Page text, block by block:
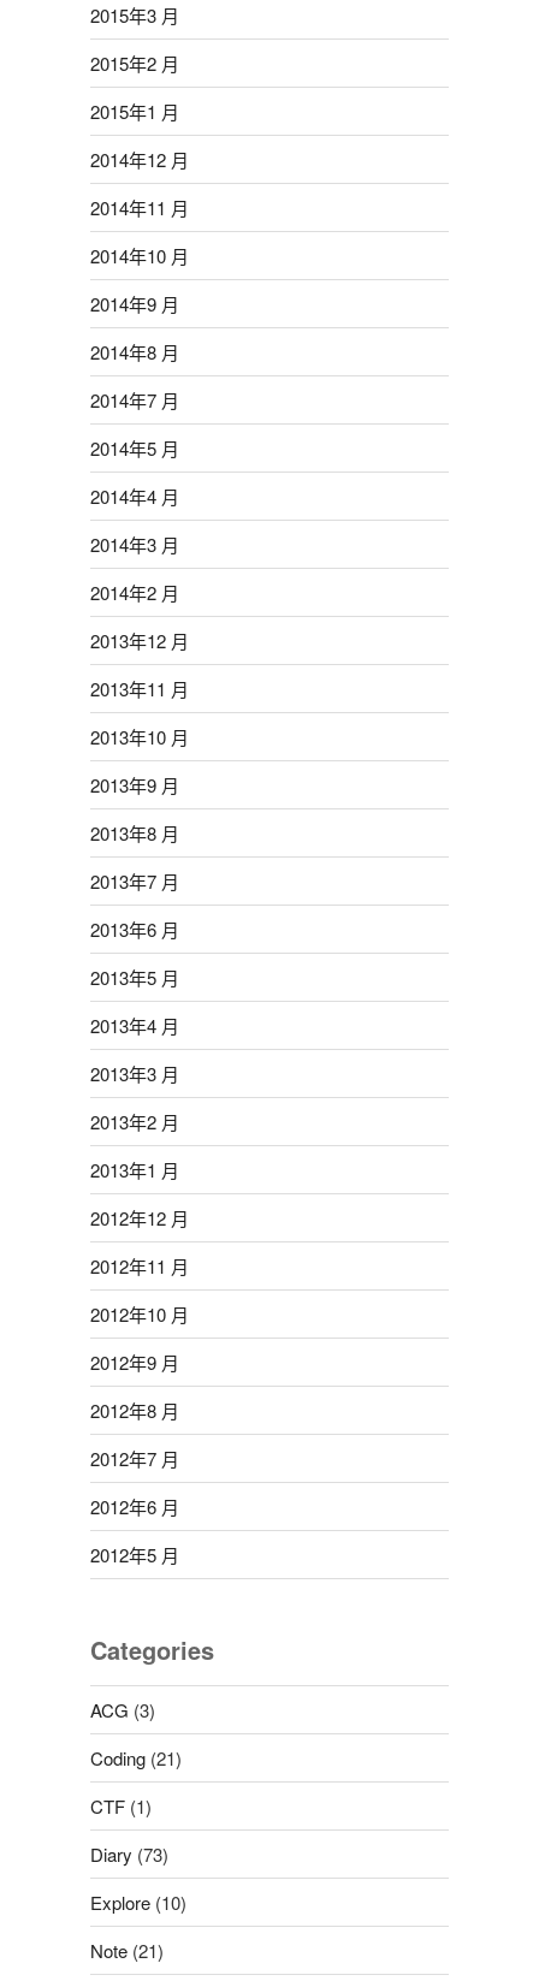
2015年3 月
2015年2 月
2015年1 月
2014年12 月
2014年11 月
2014年10 月
2014年9 月
2014年8 月
2014年7 月
2014年5 月
2014年4 月
2014年3 月
2014年2 月
2013年12 月
2013年11 月
2013年10 月
2013年9 月
2013年8 月
2013年7 月
2013年6 月
2013年5 月
2013年4 月
2013年3 月
2013年2 月
2013年1 月
2012年12 月
2012年11 月
2012年10 月
2012年9 月
2012年8 月
2012年7 月
2012年6 月
2012年5 月
Categories
ACG (3)
Coding(21)
CTF(1)
Diary (73)
Explore(10)
Note(21)